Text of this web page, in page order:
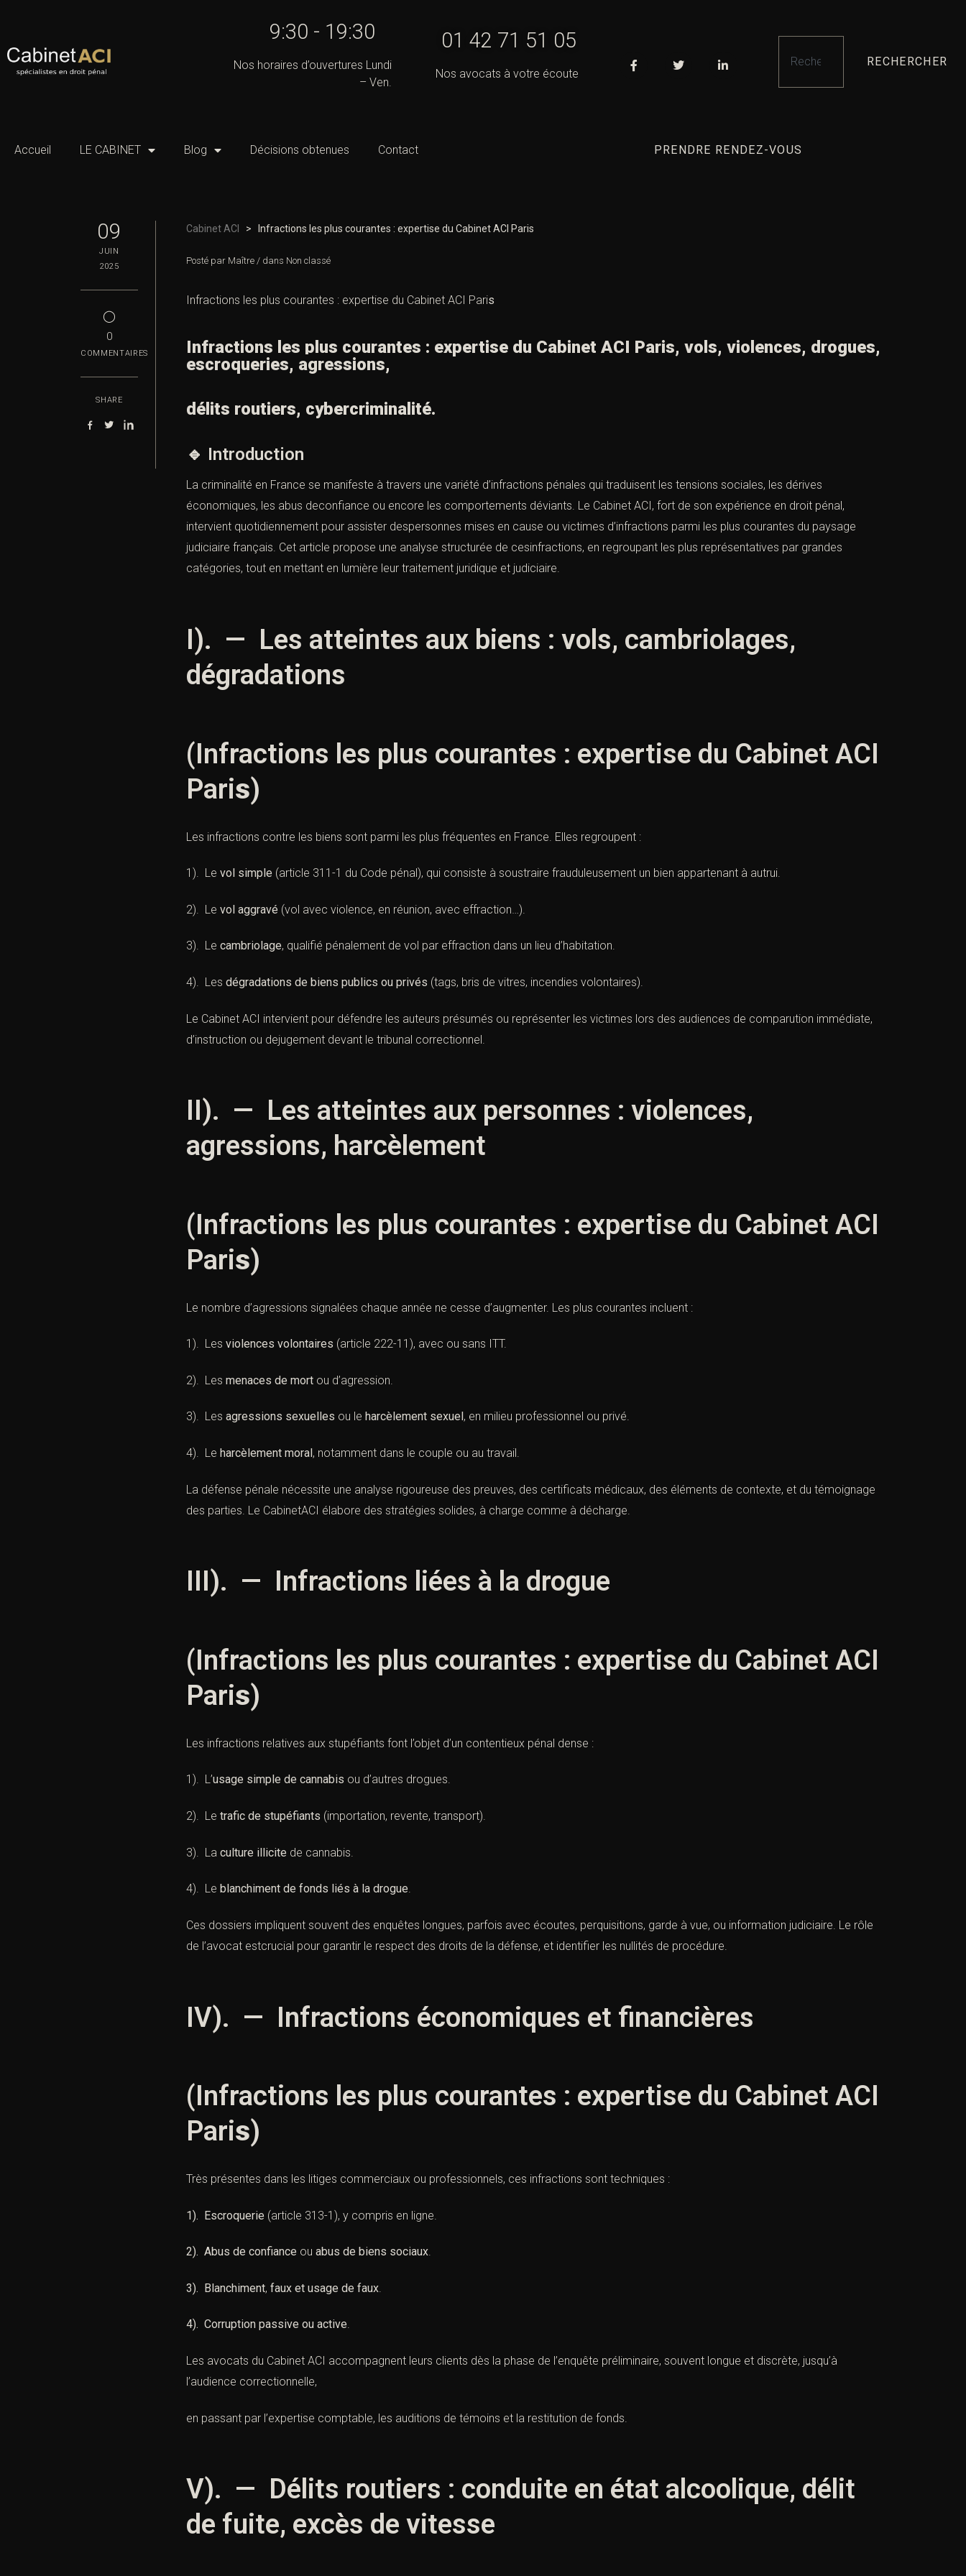
9:30 - 19:30
Nos horaires d’ouvertures Lundi
– Ven.
01 42 71 51 05
Nos avocats à votre écoute
RECHERCHER
Accueil LE CABINET Blog Décisions obtenues Contact PRENDRE RENDEZ-VOUS
09
JUIN
2025
◯
0
COMMENTAIRES
SHARE
Cabinet ACI > Infractions les plus courantes : expertise du Cabinet ACI Paris
Posté par Maître / dans Non classé
Infractions les plus courantes : expertise du Cabinet ACI Paris
Infractions les plus courantes : expertise du Cabinet ACI Paris, vols, violences, drogues,
escroqueries, agressions,
délits routiers, cybercriminalité.
🔹 Introduction
La criminalité en France se manifeste à travers une variété d’infractions pénales qui traduisent les tensions sociales, les dérives
économiques, les abus deconfiance ou encore les comportements déviants. Le Cabinet ACI, fort de son expérience en droit pénal,
intervient quotidiennement pour assister despersonnes mises en cause ou victimes d’infractions parmi les plus courantes du paysage
judiciaire français. Cet article propose une analyse structurée de cesinfractions, en regroupant les plus représentatives par grandes
catégories, tout en mettant en lumière leur traitement juridique et judiciaire.
I). — Les atteintes aux biens : vols, cambriolages,
dégradations
(Infractions les plus courantes : expertise du Cabinet ACI
Paris)
Les infractions contre les biens sont parmi les plus fréquentes en France. Elles regroupent :
1). Le vol simple (article 311-1 du Code pénal), qui consiste à soustraire frauduleusement un bien appartenant à autrui.
2). Le vol aggravé (vol avec violence, en réunion, avec effraction…).
3). Le cambriolage, qualifié pénalement de vol par effraction dans un lieu d’habitation.
4). Les dégradations de biens publics ou privés (tags, bris de vitres, incendies volontaires).
Le Cabinet ACI intervient pour défendre les auteurs présumés ou représenter les victimes lors des audiences de comparution immédiate,
d’instruction ou dejugement devant le tribunal correctionnel.
II). — Les atteintes aux personnes : violences,
agressions, harcèlement
(Infractions les plus courantes : expertise du Cabinet ACI
Paris)
Le nombre d’agressions signalées chaque année ne cesse d’augmenter. Les plus courantes incluent :
1). Les violences volontaires (article 222-11 ), avec ou sans ITT.
2). Les menaces de mort ou d’agression.
3). Les agressions sexuelles ou le harcèlement sexuel , en milieu professionnel ou privé.
4). Le harcèlement moral, notamment dans le couple ou au travail.
La défense pénale nécessite une analyse rigoureuse des preuves, des certificats médicaux, des éléments de contexte, et du témoignage
des parties. Le CabinetACI élabore des stratégies solides, à charge comme à décharge.
III). — Infractions liées à la drogue
(Infractions les plus courantes : expertise du Cabinet ACI
Paris)
Les infractions relatives aux stupéfiants font l’objet d’un contentieux pénal dense :
1). L’usage simple de cannabis ou d’autres drogues.
2). Le trafic de stupéfiants (importation, revente, transport).
3). La culture illicite de cannabis.
4). Le blanchiment de fonds liés à la drogue.
Ces dossiers impliquent souvent des enquêtes longues, parfois avec écoutes, perquisitions, garde à vue, ou information judiciaire. Le rôle
de l’avocat estcrucial pour garantir le respect des droits de la défense, et identifier les nullités de procédure.
IV). — Infractions économiques et financières
(Infractions les plus courantes : expertise du Cabinet ACI
Paris)
Très présentes dans les litiges commerciaux ou professionnels, ces infractions sont techniques :
1). Escroquerie (article 313-1 ), y compris en ligne.
2). Abus de confiance ou abus de biens sociaux.
3). Blanchiment, faux et usage de faux
4). Corruption passive ou active.
Les avocats du Cabinet ACI accompagnent leurs clients dès la phase de l’enquête préliminaire, souvent longue et discrète, jusqu’à
l’audience correctionnelle,
en passant par l’expertise comptable, les auditions de témoins et la restitution de fonds.
V). — Délits routiers : conduite en état alcoolique, délit
de fuite, excès de vitesse